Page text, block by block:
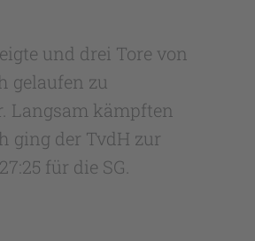
und drei Tore von
gelaufen zu
Langsam kämpften
ging der TvdH zur
für die SG.